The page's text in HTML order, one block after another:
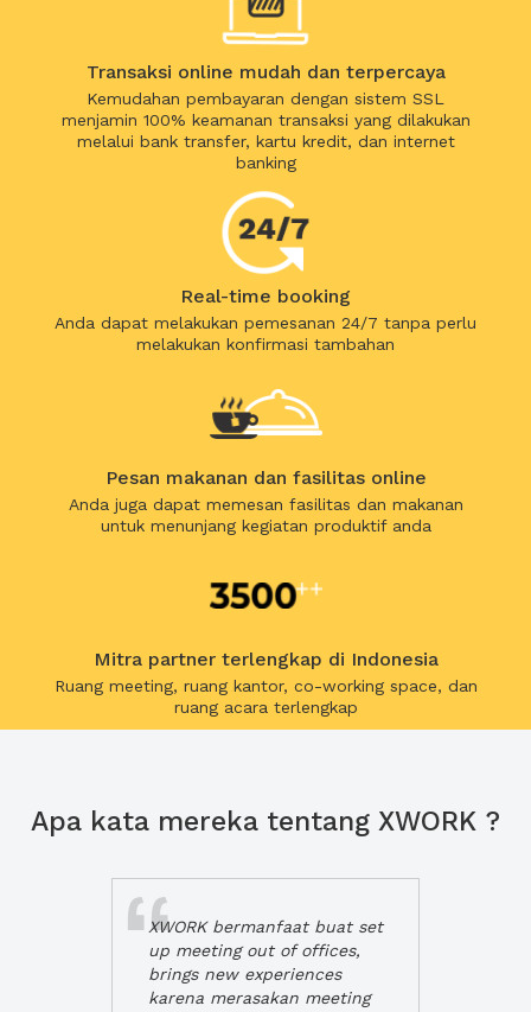
Transaksi online mudah dan terpercaya
Kemudahan pembayaran dengan sistem SSL
menjamin 100% keamanan transaksi yang dilakukan
melalui bank transfer, kartu kredit, dan internet
banking
Real-time booking
Anda dapat melakukan pemesanan 24/7 tanpa perlu
melakukan konfirmasi tambahan
Pesan makanan dan fasilitas online
Anda juga dapat memesan fasilitas dan makanan
untuk menunjang kegiatan produktif anda
Mitra partner terlengkap di Indonesia
Ruang meeting, ruang kantor, co-working space, dan
ruang acara terlengkap
Apa kata mereka tentang XWORK ?
XWORK bermanfaat buat set
up meeting out of offices,
brings new experiences
karena merasakan meeting